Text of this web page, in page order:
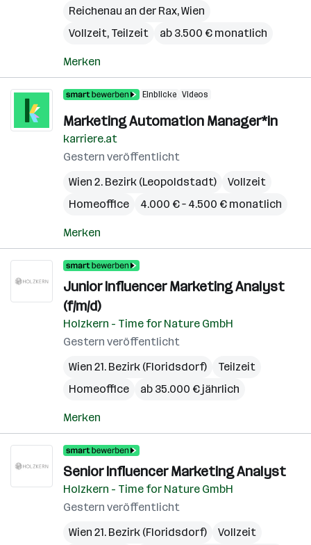
Reichenau an der Rax,Wien
Vollzeit, Teilzeit
ab 3.500 € monatlich
Merken
Einblicke Videos
Marketing Automation Manager*in
karriere.at
Gestern veröffentlicht
Wien 2. Bezirk (Leopoldstadt)
Vollzeit
Homeoffice
4.000 € – 4.500 € monatlich
Merken
Junior Influencer Marketing Analyst
(f/m/d)
Holzkern - Time for Nature GmbH
Gestern veröffentlicht
Wien 21. Bezirk (Floridsdorf)
Teilzeit
Homeoffice
ab 35.000 € jährlich
Merken
Senior Influencer Marketing Analyst
Holzkern - Time for Nature GmbH
Gestern veröffentlicht
Wien 21. Bezirk (Floridsdorf)
Vollzeit